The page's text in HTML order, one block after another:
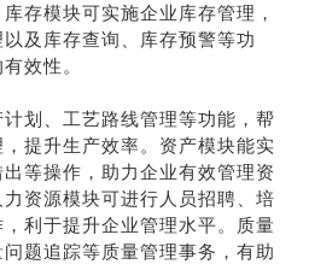
存模块可实施企业库存管理，
及库存查询、库存预警等功
效性。
划、工艺路线管理等功能，帮
提升生产效率。资产模块能实
等操作，助力企业有效管理资
资源模块可进行人员招聘、培
利于提升企业管理水平。质量
题追踪等质量管理事务，有助